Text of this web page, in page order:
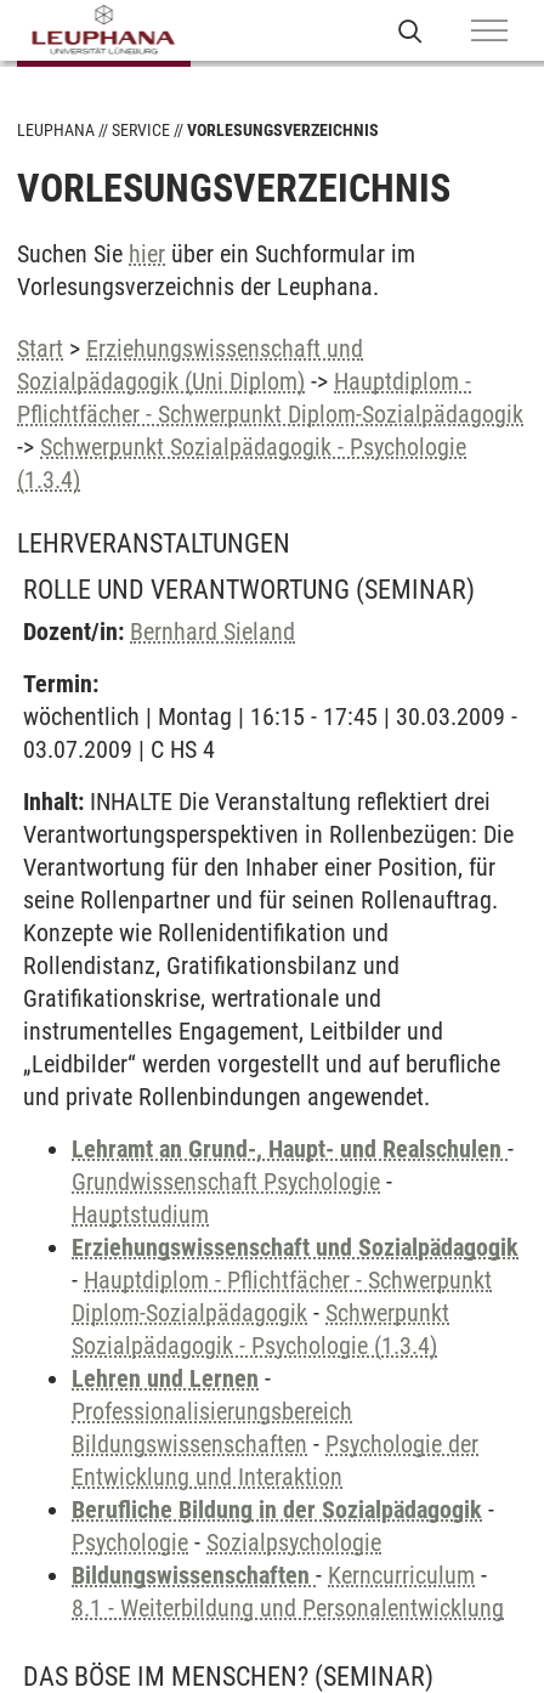
LEUPHANA SERVICE VORLESUNGSVERZEICHNIS
VORLESUNGSVERZEICHNIS
Suchen Sie hier über ein Suchformular im
Vorlesungsverzeichnis der Leuphana.
Start > Erziehungswissenschaft und
Sozialpädagogik (Uni Diplom) -> Hauptdiplom -
Pflichtfächer - Schwerpunkt Diplom-Sozialpädagogik
-> Schwerpunkt Sozialpädagogik - Psychologie
(1.3.4)
LEHRVERANSTALTUNGEN
ROLLE UND VERANTWORTUNG (SEMINAR)
Dozent/in: Bernhard Sieland
Termin:
wöchentlich | Montag | 16:15 - 17:45 | 30.03.2009 -
03.07.2009 | C HS 4
Inhalt: INHALTE Die Veranstaltung reflektiert drei
Verantwortungsperspektiven in Rollenbezügen: Die
Verantwortung für den Inhaber einer Position, für
seine Rollenpartner und für seinen Rollenauftrag.
Konzepte wie Rollenidentifikation und
Rollendistanz, Gratifikationsbilanz und
Gratifikationskrise, wertrationale und
instrumentelles Engagement, Leitbilder und
„Leidbilder“ werden vorgestellt und auf berufliche
und private Rollenbindungen angewendet.
Lehramt an Grund-, Haupt- und Realschulen -
Grundwissenschaft Psychologie -
Hauptstudium
Erziehungswissenschaft und Sozialpädagogik
- Hauptdiplom - Pflichtfächer - Schwerpunkt
Diplom-Sozialpädagogik - Schwerpunkt
Sozialpädagogik - Psychologie (1.3.4)
Lehren und Lernen -
Professionalisierungsbereich
Bildungswissenschaften - Psychologie der
Entwicklung und Interaktion
Berufliche Bildung in der Sozialpädagogik -
Psychologie - Sozialpsychologie
Bildungswissenschaften - Kerncurriculum -
8.1 - Weiterbildung und Personalentwicklung
DAS BÖSE IM MENSCHEN? (SEMINAR)